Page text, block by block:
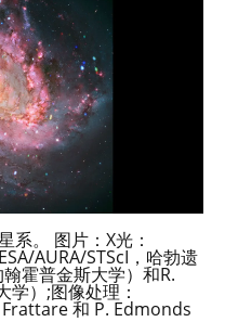
系。 图片：X光：
AURA/STScI，哈勃遗
霍普金斯大学）和R.
）;图像处理：
Frattare 和 P. Edmonds